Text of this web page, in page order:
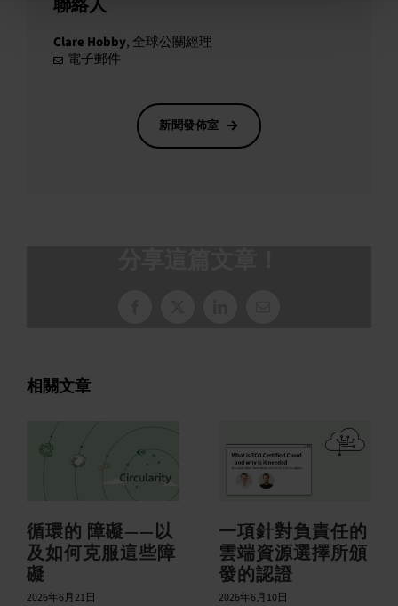
聯絡人
Clare Hobby, 全球公關經理
電子郵件
新聞發佈室
相關文章
循環的 障礙——以
及如何克服這些障
礙
2026年6月21日
一項針對負責任的
雲端資源選擇所頒
發的認證
2026年6月10日